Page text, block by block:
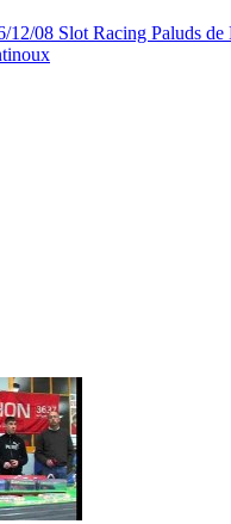
12/08 Slot Racing Paluds de